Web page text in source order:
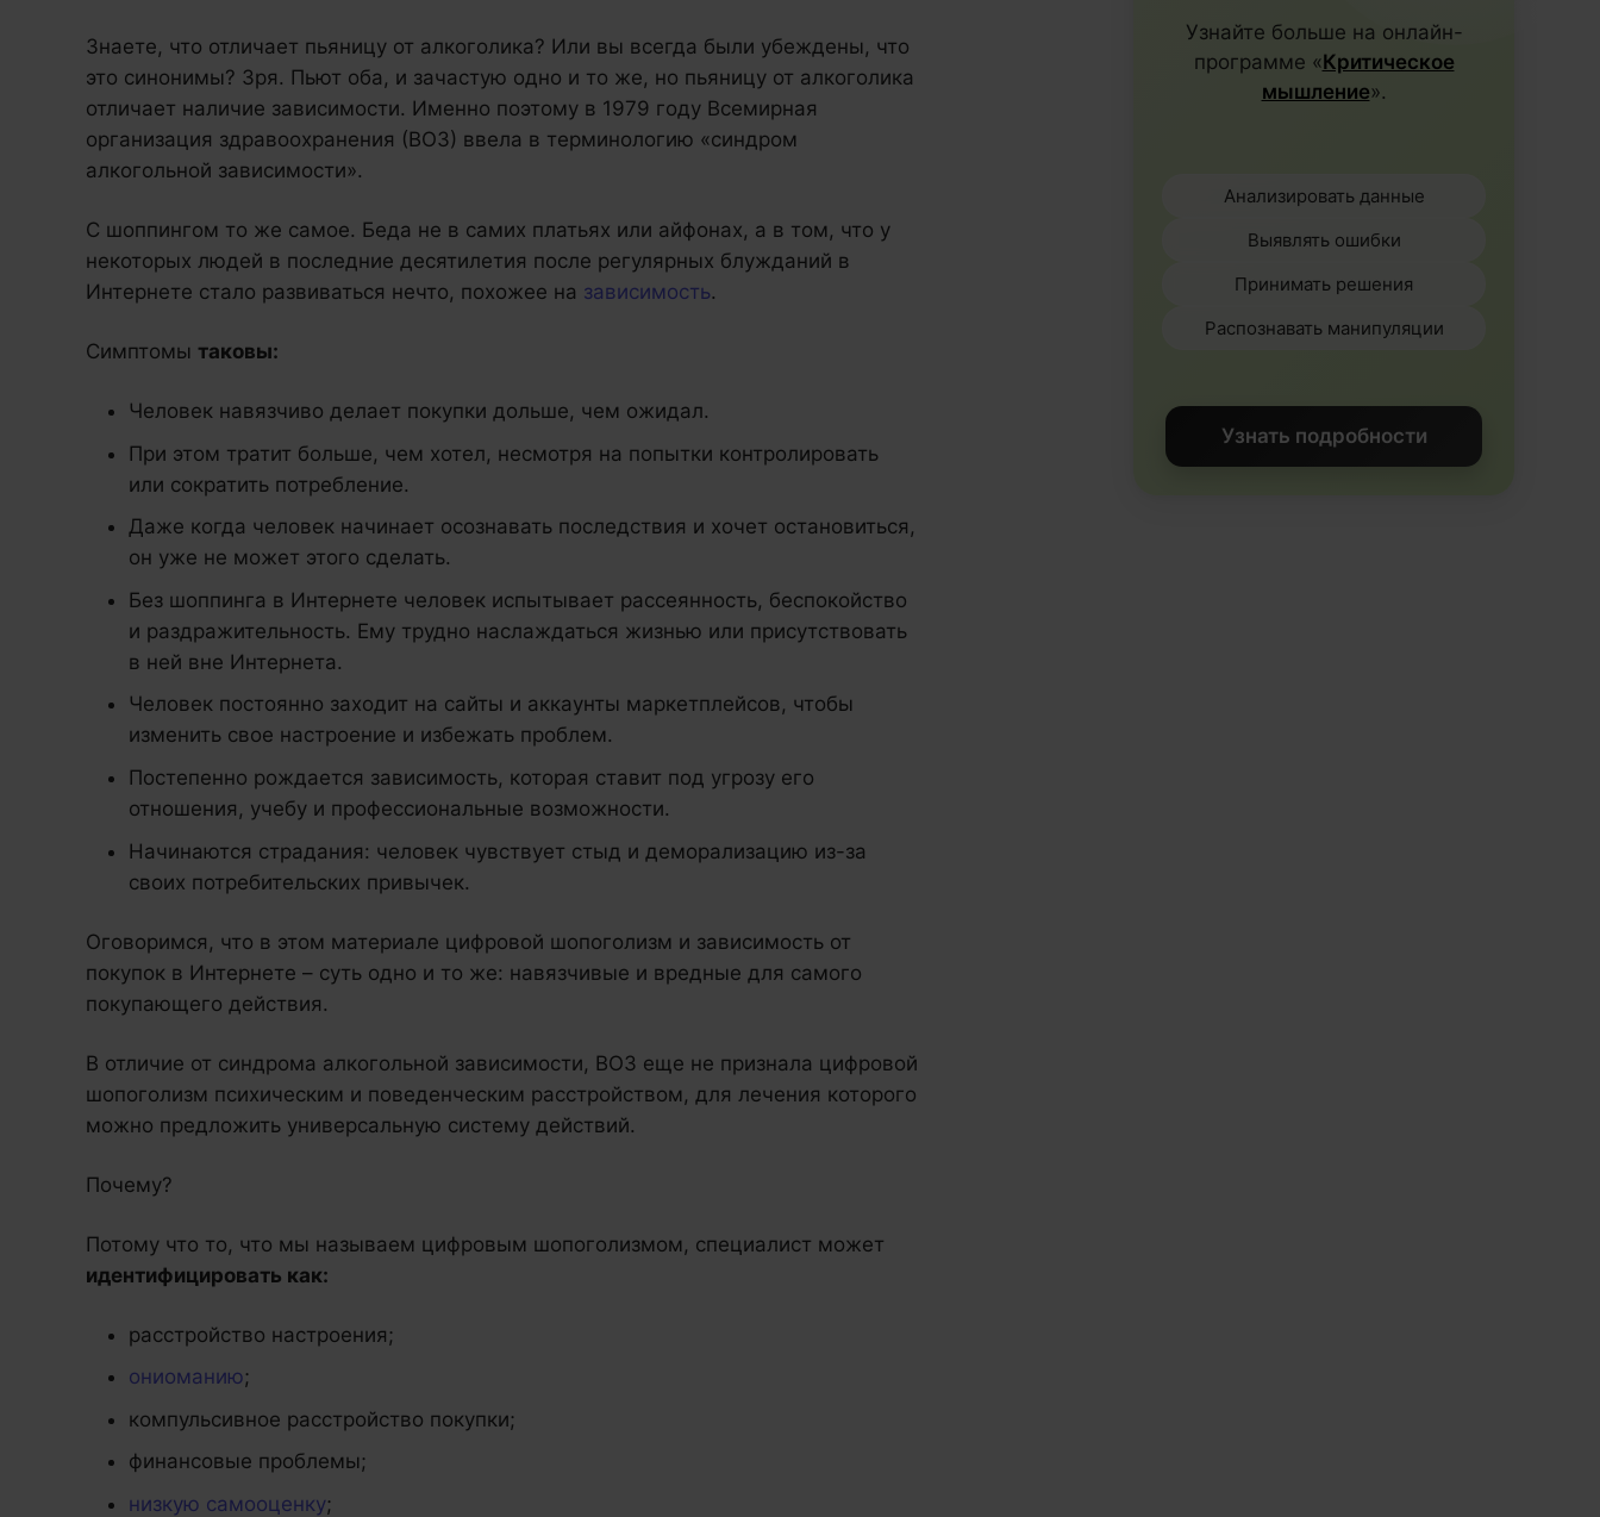
Знаете, что отличает пьяницу от алкоголика? Или вы всегда были убеждены, что
это синонимы? Зря. Пьют оба, и зачастую одно и то же, но пьяницу от алкоголика
отличает наличие зависимости. Именно поэтому в 1979 году Всемирная
организация здравоохранения (ВОЗ) ввела в терминологию «синдром
алкогольной зависимости».
С шоппингом то же самое. Беда не в самих платьях или айфонах, а в том, что у
некоторых людей в последние десятилетия после регулярных блужданий в
Интернете стало развиваться нечто, похожее на зависимость.
Симптомы таковы:
Человек навязчиво делает покупки дольше, чем ожидал.
При этом тратит больше, чем хотел, несмотря на попытки контролировать
или сократить потребление.
Даже когда человек начинает осознавать последствия и хочет остановиться,
он уже не может этого сделать.
Без шоппинга в Интернете человек испытывает рассеянность, беспокойство
и раздражительность. Ему трудно наслаждаться жизнью или присутствовать
в ней вне Интернета.
Человек постоянно заходит на сайты и аккаунты маркетплейсов, чтобы
изменить свое настроение и избежать проблем.
Постепенно рождается зависимость, которая ставит под угрозу его
отношения, учебу и профессиональные возможности.
Начинаются страдания: человек чувствует стыд и деморализацию из-за
своих потребительских привычек.
Оговоримся, что в этом материале цифровой шопоголизм и зависимость от
покупок в Интернете – суть одно и то же: навязчивые и вредные для самого
покупающего действия.
В отличие от синдрома алкогольной зависимости, ВОЗ еще не признала цифровой
шопоголизм психическим и поведенческим расстройством, для лечения которого
можно предложить универсальную систему действий.
Почему?
Потому что то, что мы называем цифровым шопоголизмом, специалист может
идентифицировать как:
расстройство настроения;
ониоманию;
компульсивное расстройство покупки;
финансовые проблемы;
низкую самооценку;
Узнайте больше на онлайн-
программе «Критическое
мышление».
Анализировать данные
Выявлять ошибки
Принимать решения
Распознавать манипуляции
Узнать подробности